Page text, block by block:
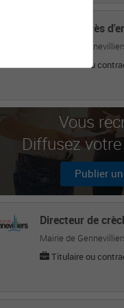
Agent auprès
Mairie de
Titulaire ou
Vous
Diffusez
Publier
Directeur de
Mairie de
Titulaire ou